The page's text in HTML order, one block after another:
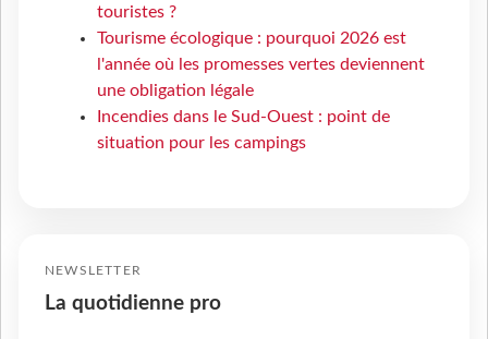
touristes ?
Tourisme écologique : pourquoi 2026 est
l'année où les promesses vertes deviennent
une obligation légale
Incendies dans le Sud-Ouest : point de
situation pour les campings
NEWSLETTER
La quotidienne pro